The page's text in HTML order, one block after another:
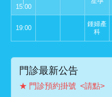
15:00
19:00
鍾婦產
科
門診最新公告
★ 門診預約掛號 <請點>